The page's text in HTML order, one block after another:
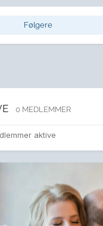
Følgere
0 MEDLEMMER
aktive